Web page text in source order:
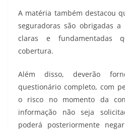
A matéria também destacou
seguradoras são obrigadas
claras e fundamentadas
cobertura.
Além disso, deverão
questionário completo, com
o risco no momento da
informação não seja
poderá posteriormente